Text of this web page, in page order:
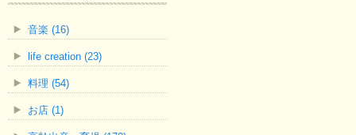
音楽 (16)
life creation (23)
料理 (54)
お店 (1)